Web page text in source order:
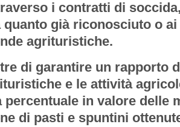
i contratti di
quanto già riconosciuto o
agrituristiche.
di garantire un rapporto
e le attività
percentuale in valore delle
di pasti e spuntini